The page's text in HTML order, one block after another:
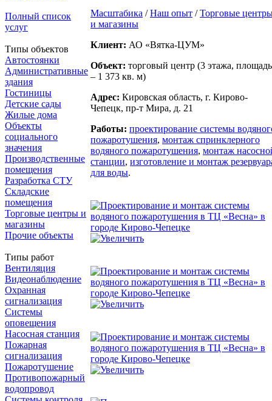
Полный список
услуг
Типы объектов
Автостоянки
Административные
здания
Гостиницы
Детские сады
Жилые дома
Объекты
социального
значения
Производственные
помещения
Разработка СТУ
Складские
помещения
Торговые центры и
магазины
Прочие объекты
Типы работ
Вентиляция
Видеонаблюдение
Охранная
сигнализация
Системы
оповещения
Насосная станция
Пожарная
сигнализация
Пожаротушение
Противопожарный
водопровод
Масштабика / Наш опыт / Торговые
и магазины
Клиент: АО «Вятка-ЦУМ»
Объект: торговый центр (3 этажа, площадь
– 1 373 кв. м)
Адрес: Кировская область, г. Кирово-
Чепецк, пр-т Мира, д. 21
Работы: проектирование системы
пожаротушения, монтаж спринклерного
водяного пожаротушения, монтаж
станции, изготовление и монтаж
для воды.